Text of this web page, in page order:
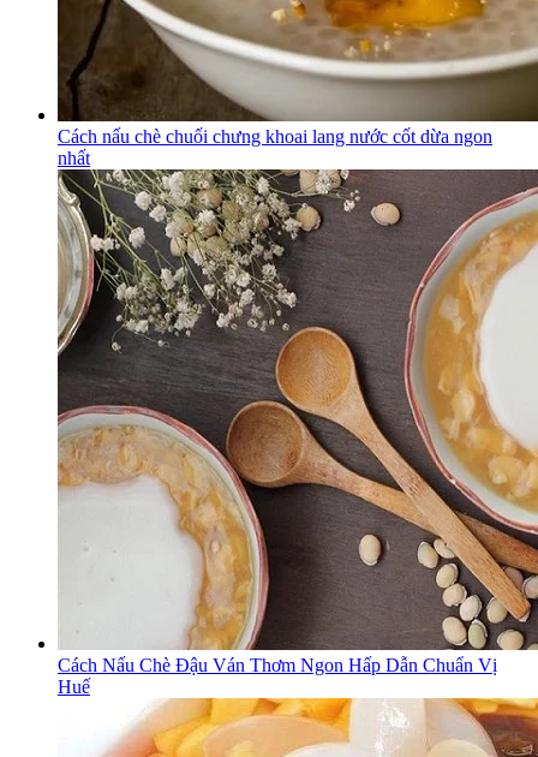
Cách nấu chè chuối chưng khoai lang nước cốt dừa ngon
nhất
Cách Nấu Chè Đậu Ván Thơm Ngon Hấp Dẫn Chuẩn Vị
Huế